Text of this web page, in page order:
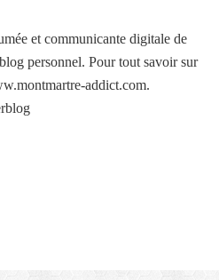
et communicante digitale de
personnel. Pour tout savoir sur
addict.com.